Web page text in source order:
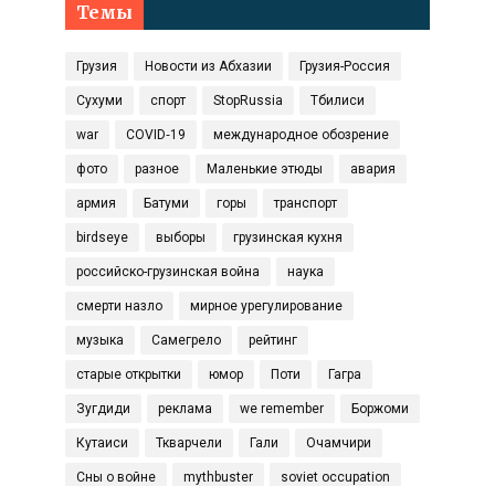
Темы
Грузия Новости из Абхазии Грузия-Россия
Сухуми спорт StopRussia Тбилиси
war COVID‑19 международное обозрение
фото разное Маленькие этюды авария
армия Батуми горы транспорт
birdseye выборы грузинская кухня
российско-грузинская война наука
смерти назло мирное урегулирование
музыка Самегрело рейтинг
старые открытки юмор Поти Гагра
Зугдиди реклама we remember Боржоми
Кутаиси Ткварчели Гали Очамчири
Сны о войне mythbuster soviet occupation